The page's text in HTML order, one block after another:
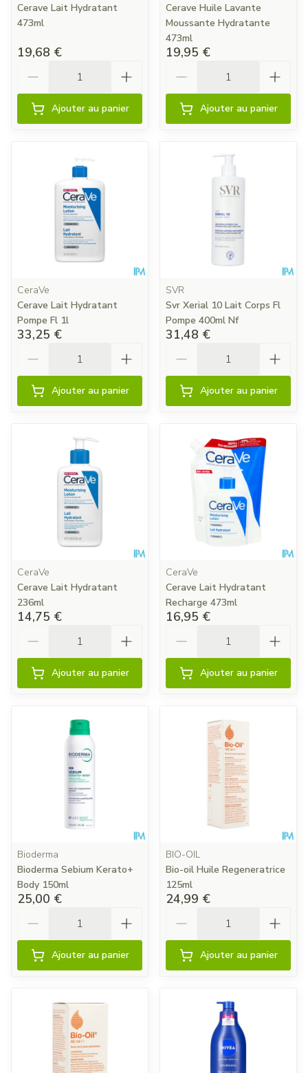
Cerave Lait Hydratant
473ml
19,68 €
Ajouter au panier
Cerave Huile Lavante
Moussante Hydratante
473ml
19,95 €
Ajouter au panier
CeraVe
Cerave Lait Hydratant
Pompe Fl 1l
33,25 €
Ajouter au panier
SVR
Svr Xerial 10 Lait Corps Fl
Pompe 400ml Nf
31,48 €
Ajouter au panier
CeraVe
Cerave Lait Hydratant
236ml
14,75 €
Ajouter au panier
CeraVe
Cerave Lait Hydratant
Recharge 473ml
16,95 €
Ajouter au panier
Bioderma
Bioderma Sebium Kerato+
Body 150ml
25,00 €
Ajouter au panier
BIO-OIL
Bio-oil Huile Regeneratrice
125ml
24,99 €
Ajouter au panier